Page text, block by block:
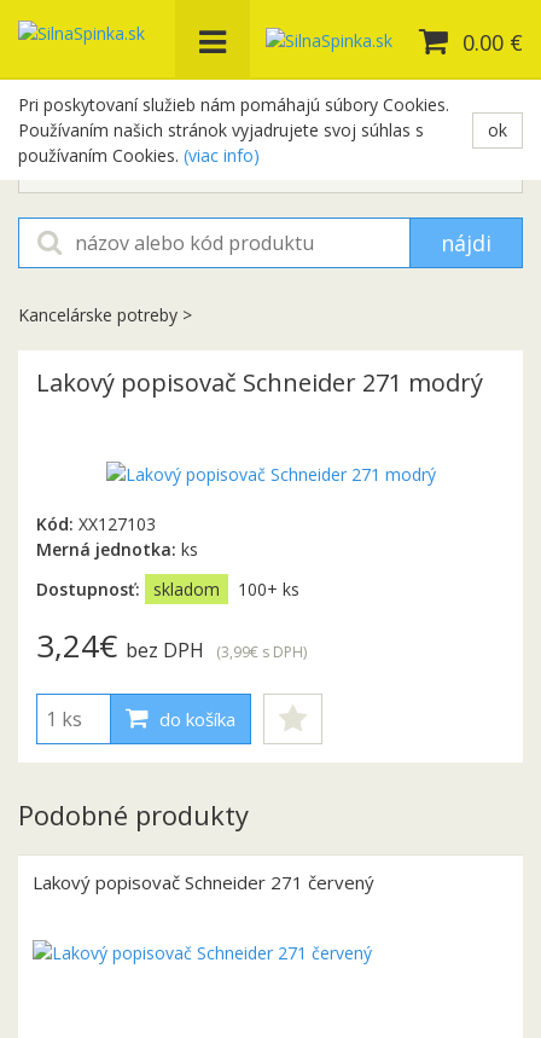
Pri poskytovaní služieb nám pomáhajú súbory Cookies.
Používaním našich stránok vyjadrujete svoj súhlas s
používaním Cookies. (viac info)
ok
0.00 €
+421 948 654 329
objednavky@silnaspinka.sk
nájdi
Kancelárske potreby >
Lakový popisovač Schneider 271 modrý
Kód: XX127103
Merná jednotka: ks
Dostupnosť:
skladom 100+ ks
3,24€ bez DPH (3,99€ s DPH)
do košíka
Podobné produkty
Lakový popisovač Schneider 271 červený